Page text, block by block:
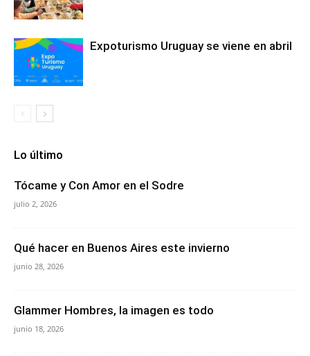
Expoturismo Uruguay se viene en abril
Lo último
Tócame y Con Amor en el Sodre
julio 2, 2026
Qué hacer en Buenos Aires este invierno
junio 28, 2026
Glammer Hombres, la imagen es todo
junio 18, 2026